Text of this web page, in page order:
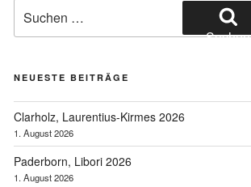
nach:
Suchen
NEUESTE BEITRÄGE
Clarholz, Laurentius-Kirmes 2026
1. August 2026
Paderborn, Libori 2026
1. August 2026